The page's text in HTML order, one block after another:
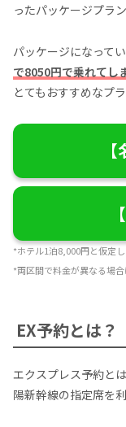
ったパッケージプラン
パッケージになって
で8050円で乗れてし
とてもおすすめなプ
*ホテル1泊8,000円と仮定
*両区間で料金が異なる場
EX予約とは？
エクスプレス予約と
陽新幹線の指定席を